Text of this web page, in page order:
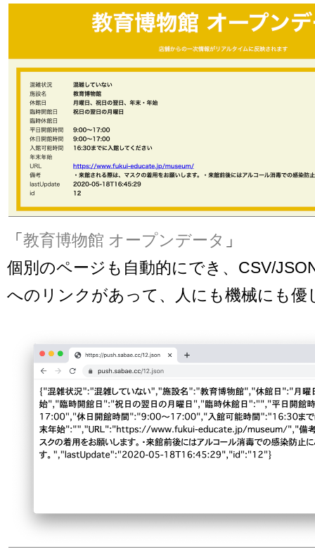
「教育博物館 オープンデータ 」
個別のページも自動的にでき、CSV/
へのリンクがあって、人にも機械にも優